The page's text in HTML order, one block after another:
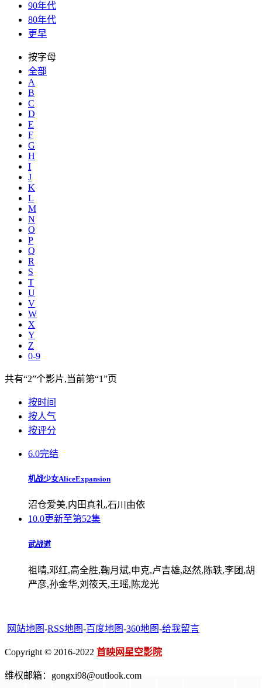
90年代
80年代
更早
按字母
全部
A
B
C
D
E
F
G
H
I
J
K
L
M
N
O
P
Q
R
S
T
U
V
W
X
Y
Z
0-9
共有“2”个影片,当前第“1”页
按时间
按人气
按评分
6.0完结
机战少女AliceExpansion
沼仓爱美,内田真礼,石川由依
10.0更新至第52集
武战道
祖晴,邓红,高全胜,鞠月斌,申克,卢吉雄,赵然,陈轶,李团,胡
严彦,孙金华,刘筱天,王瑶,陈龙光
网站地图-RSS地图-百度地图-360地图-给我留言
Copyright © 2016-2022 首映网星空影院
维权邮箱：gongxi98@outlook.com